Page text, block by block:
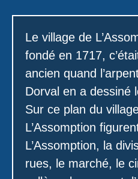
Le village de
fondé en 1717,
ancien quand
Dorval en a dessiné
Sur ce plan du
L’Assomption
L’Assomption, la
rues, le marché, le